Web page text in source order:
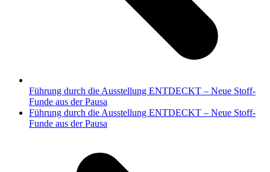
Führung durch die Ausstellung ENTDECKT – Neue Stoff-
Funde aus der Pausa
Nächster
Beitrag:
Führung durch die Ausstellung ENTDECKT – Neue Stoff-
Funde aus der Pausa